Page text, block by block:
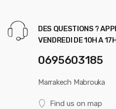
DES QUESTIONS ?
VENDREDI DE 10H A
0695603185
Marrakech Mabrouka
Find us on map